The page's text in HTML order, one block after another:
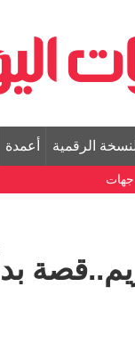
الرقمية أعمدة
جهات